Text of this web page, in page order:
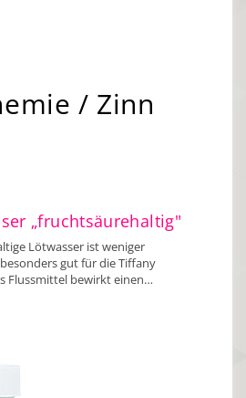
/ Zinn
„fruchtsäurehaltig"
Lötwasser ist weniger
gut für die Tiffany
Flussmittel bewirkt einen…